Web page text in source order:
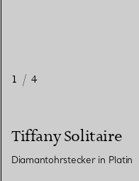
1 / 4
Tiffany Solitaire
Diamantohrstecker in Platin